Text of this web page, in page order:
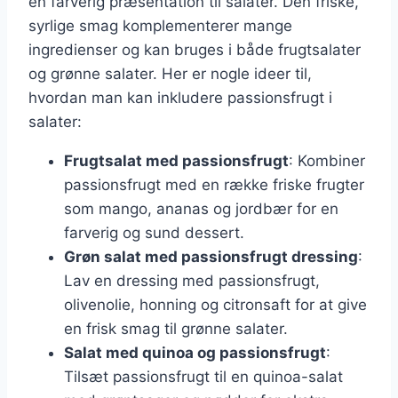
syrlige smag komplementerer mange
ingredienser og kan bruges i både frugtsalater
og grønne salater. Her er nogle ideer til,
hvordan man kan inkludere passionsfrugt i
salater:
Frugtsalat med passionsfrugt: Kombiner
passionsfrugt med en række friske frugter
som mango, ananas og jordbær for en
farverig og sund dessert.
Grøn salat med passionsfrugt dressing:
Lav en dressing med passionsfrugt,
olivenolie, honning og citronsaft for at give
en frisk smag til grønne salater.
Salat med quinoa og passionsfrugt:
Tilsæt passionsfrugt til en quinoa-salat